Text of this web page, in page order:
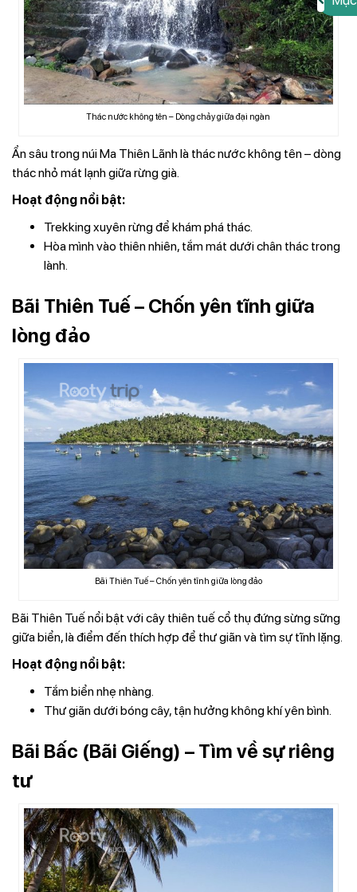
Thác nước không tên – Dòng chảy giữa đại ngàn
Ẩn sâu trong núi Ma Thiên Lãnh là thác nước không tên – dòng
thác nhỏ mát lạnh giữa rừng già.
Hoạt động nổi bật:
Trekking xuyên rừng để khám phá thác.
Hòa mình vào thiên nhiên, tắm mát dưới chân thác trong
lành.
Bãi Thiên Tuế – Chốn yên tĩnh giữa
lòng đảo
Bãi Thiên Tuế – Chốn yên tĩnh giữa lòng đảo
Bãi Thiên Tuế nổi bật với cây thiên tuế cổ thụ đứng sừng sững
giữa biển, là điểm đến thích hợp để thư giãn và tìm sự tĩnh lặng.
Hoạt động nổi bật:
Tắm biển nhẹ nhàng.
Thư giãn dưới bóng cây, tận hưởng không khí yên bình.
Bãi Bấc (Bãi Giếng) – Tìm về sự riêng
tư